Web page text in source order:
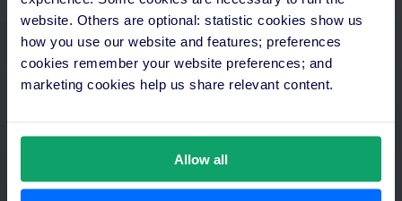
website. Others are optional: statistic cookies show us
how you use our website and features; preferences
cookies remember your website preferences; and
marketing cookies help us share relevant content.
Allow all
จัดการเวลาได้อย่างคุ้มค่า
เข้าถึงทุกอย่างได้จากที่เดียว ตั้งค่าการชำระเงินอัตโนมัติและ
เชื่อมต่อกับเทคโนโลยีที่คุณมีอยู่แล้ว พร้อมทีมสนับสนุนและ